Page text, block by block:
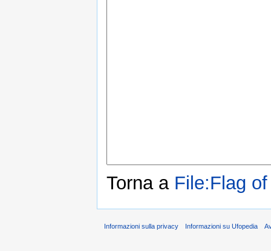
Torna a File:Flag
Informazioni sulla privacy Informazioni su Ufopedia